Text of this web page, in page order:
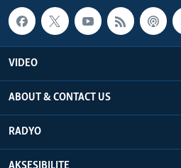
VIDEO
ABOUT & CONTACT US
RADYO
AKSESIBILITE